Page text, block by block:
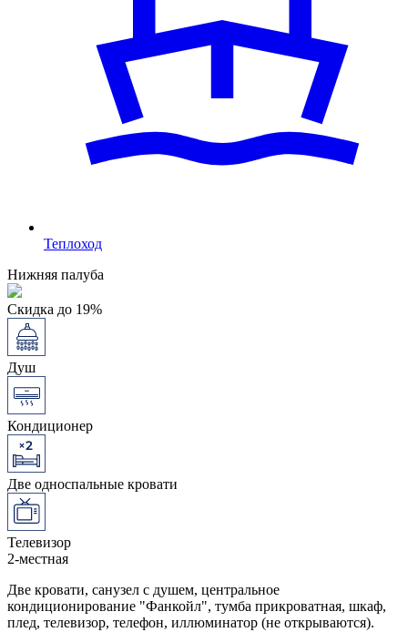
Теплоход
Нижняя палуба
Скидка до 19%
Душ
Кондиционер
Две односпальные кровати
Телевизор
2-местная
Две кровати, санузел с душем, центральное
кондиционирование "Фанкойл", тумба прикроватная, шкаф,
плед, телевизор, телефон, иллюминатор (не открываются).